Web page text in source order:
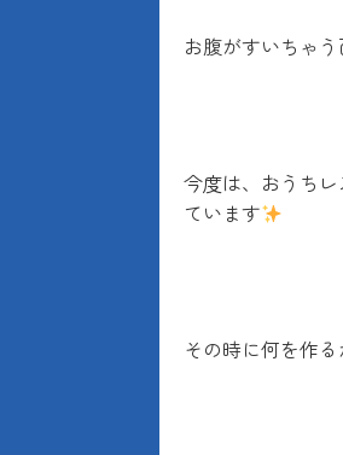
お腹がすいちゃ
今度は、おうち
ています
その時に何を作